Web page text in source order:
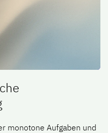
monotone Aufgaben und